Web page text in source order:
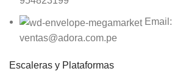
Email:
ventas@adora.com.pe
Escaleras y Plataformas